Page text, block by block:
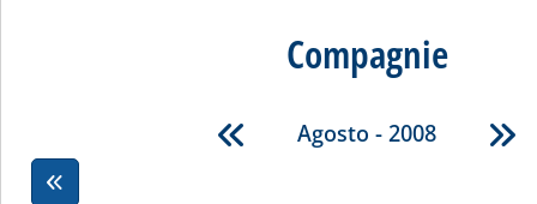
Compagnie
Agosto - 2008